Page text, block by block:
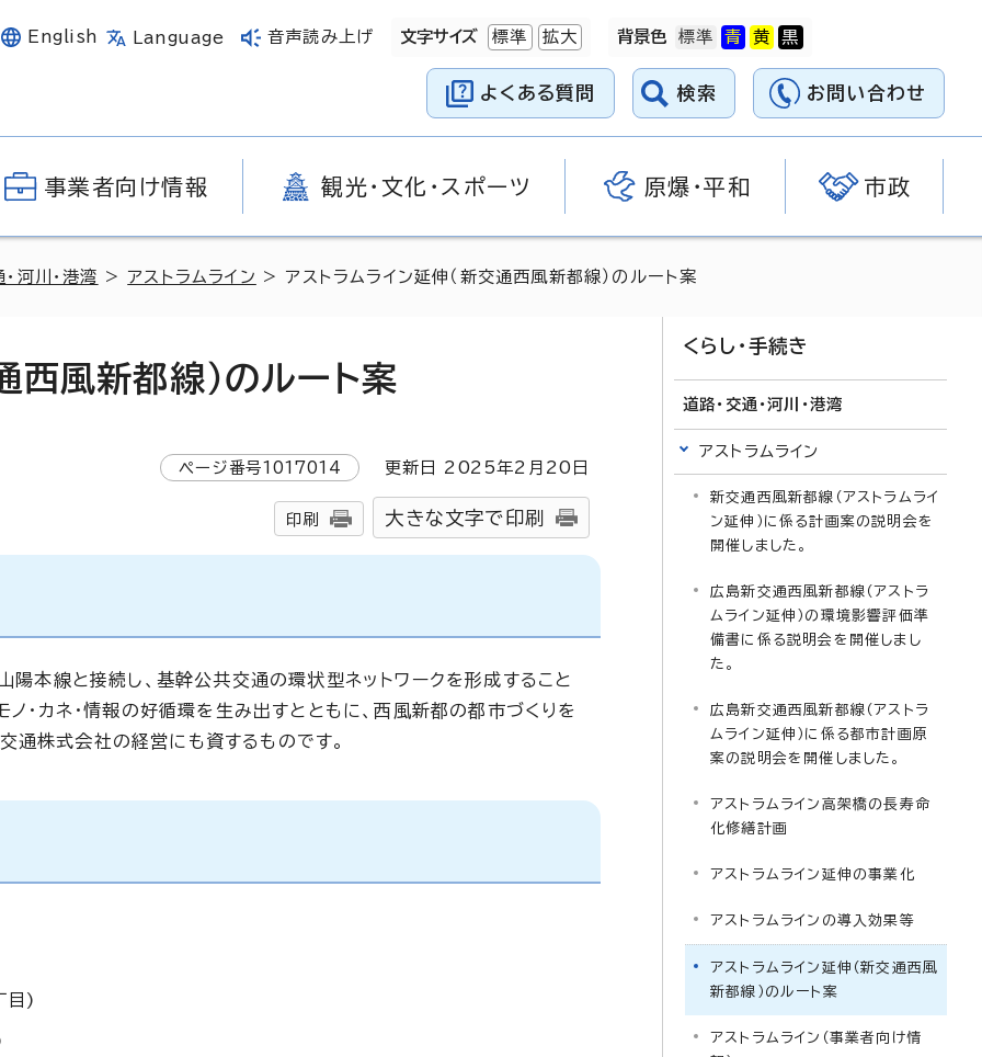
English Language 音声読み上げ 文字サイズ 標準 拡大 背景色
よくある質問 検索 お問い合わせ
事業者向け情報 観光・文化・スポーツ 原爆・平和 市政
河川・港湾 > アストラムライン > アストラムライン延伸（新交通西風新都線）のルート案
西風新都線）のルート案
ページ番号1017014 更新日 2025年2月 20 日
印刷 大きな文字で印刷
本線と接続し、基幹公共交通の環状型ネットワークを形成すること
ノ・カネ・情報の好循環を生み出すとともに、西風新都の都市づくりを
通株式会社の経営にも資するものです。
目)
くらし・手続き
道路・交通・河川・港湾
アストラムライン
新交通西風新都線（アストラムライ
ン延伸）に係る計画案の説明会を
開催しました。
広島新交通西風新都線（アストラ
ムライン延伸）の環境影響評価準
備書に係る説明会を開催しまし
た。
広島新交通西風新都線（アストラ
ムライン延伸）に係る都市計画原
案の説明会を開催しました。
アストラムライン高架橋の長寿命
化修繕計画
アストラムライン延伸の事業化
アストラムラインの導入効果等
アストラムライン延伸（新交通西風
新都線）のルート案
アストラムライン（事業者向け情